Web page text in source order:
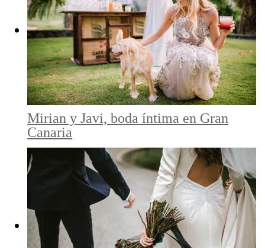
Mirian y Javi, boda íntima en Gran
Canaria